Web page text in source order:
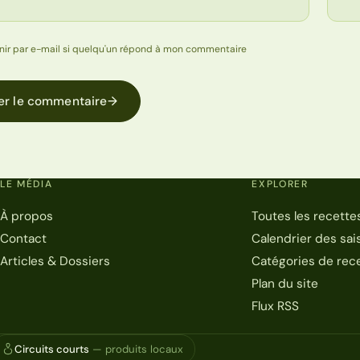
par e-mail si quelqu'un répond à mon commentaire
le commentaire→
LE MÉDIA
À propos
Contact
Articles & Dossiers
EXPLORER
Toutes les
Calendrier des
Catégories de
Plan du site
Flux RSS
Circuits courts — produits locaux